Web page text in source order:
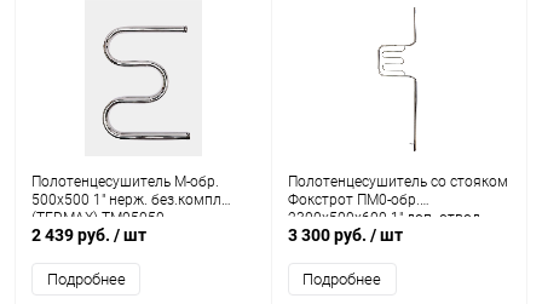
Полотенцесушитель M-обр.
500х500 1" нерж. без.компл
(TERMAX) TM05050
2 439 руб. / шт
Подробнее
Полотенцесушитель со стояком
Фокстрот ПM0-обр.
2300х500х600 1" доп. отвод
нерж.(TERMAX) ТПМ0235060
3 300 руб. / шт
Подробнее